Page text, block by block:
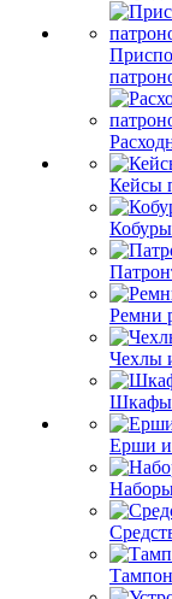
Кейсы
Кобуры
Ремни
Чехлы
Шкафы
Ерши